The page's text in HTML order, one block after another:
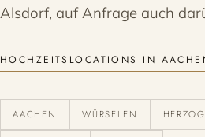
Alsdorf, auf Anfrage auch
HOCHZEITSLOCATIONS IN
AACHEN WÜRSELEN